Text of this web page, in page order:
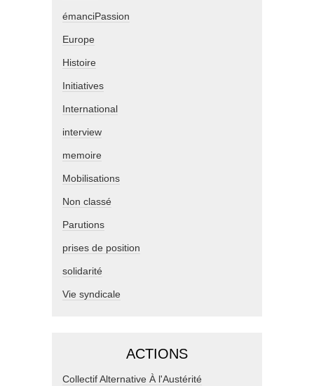
émanciPassion
Europe
Histoire
Initiatives
International
interview
memoire
Mobilisations
Non classé
Parutions
prises de position
solidarité
Vie syndicale
ACTIONS
Collectif Alternative À l'Austérité